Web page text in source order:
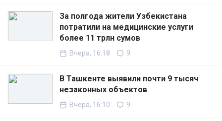
За полгода жители Узбекистана
потратили на медицинские услуги
более 11 трлн сумов
Вчера, 16:18 9
В Ташкенте выявили почти 9 тысяч
незаконных объектов
Вчера, 16:10 9